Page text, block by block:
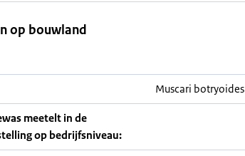
op bouwland
Muscari botryoides
meetelt in de
op bedrijfsniveau: